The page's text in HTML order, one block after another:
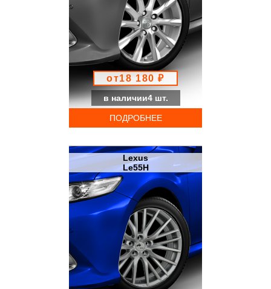
от18 180 ₽
в наличии4 шт.
ПОДРОБНЕЕ
Lexus
Le55H